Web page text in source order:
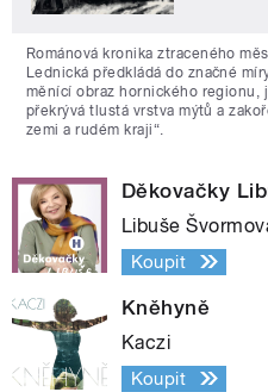
Románová kronika ztraceného
Lednická předkládá do značné
měnící obraz hornického regionu,
překrývá tlustá vrstva mýtů a
zemi a rudém kraji“.
Děkovačky
Libuše
Koupit
Kněhyně
Kaczi
Koupit